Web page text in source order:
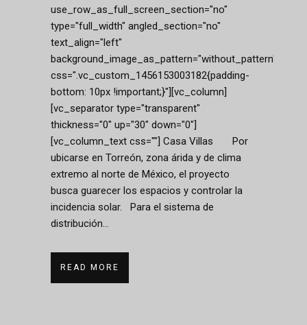
use_row_as_full_screen_section="no"
type="full_width" angled_section="no"
text_align="left"
background_image_as_pattern="without_pattern"
css=".vc_custom_1456153003182{padding-
bottom: 10px !important;}"][vc_column]
[vc_separator type="transparent"
thickness="0" up="30" down="0"]
[vc_column_text css=""] Casa Villas Por
ubicarse en Torreón, zona árida y de clima
extremo al norte de México, el proyecto
busca guarecer los espacios y controlar la
incidencia solar. Para el sistema de
distribución...
READ MORE